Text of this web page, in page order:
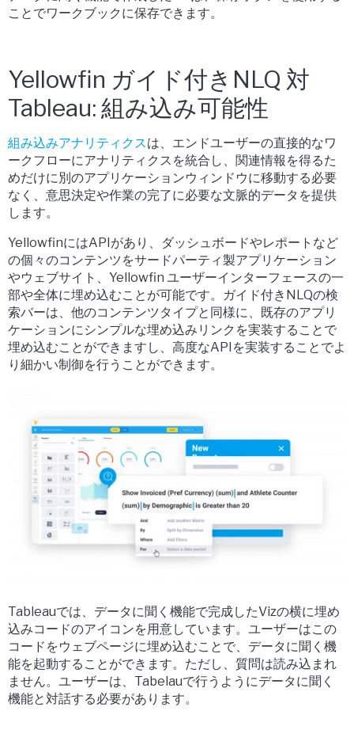
ことでワークブックに保存できます。
Yellowfin ガイド付きNLQ 対
Tableau: 組み込み可能性
組み込みアナリティクスは、エンドユーザーの直接的なワ
ークフローにアナリティクスを統合し、関連情報を得るた
めだけに別のアプリケーションウィンドウに移動する必要
なく、意思決定や作業の完了に必要な文脈的データを提供
します。
YellowfinにはAPIがあり、ダッシュボードやレポートなど
の個々のコンテンツをサードパーティ製アプリケーション
やウェブサイト、Yellowfin ユーザーインターフェースの一
部や全体に埋め込むことが可能です。ガイド付きNLQの検
索バーは、他のコンテンツタイプと同様に、既存のアプリ
ケーションにシンプルな埋め込みリンクを実装することで
埋め込むことができますし、高度なAPIを実装することでよ
り細かい制御を行うことができます。
Tableauでは、データに聞く機能で完成したVizの横に埋め
込みコードのアイコンを用意しています。ユーザーはこの
コードをウェブページに埋め込むことで、データに聞く機
能を起動することができます。ただし、質問は読み込まれ
ません。ユーザーは、Tabelauで行うようにデータに聞く
機能と対話する必要があります。